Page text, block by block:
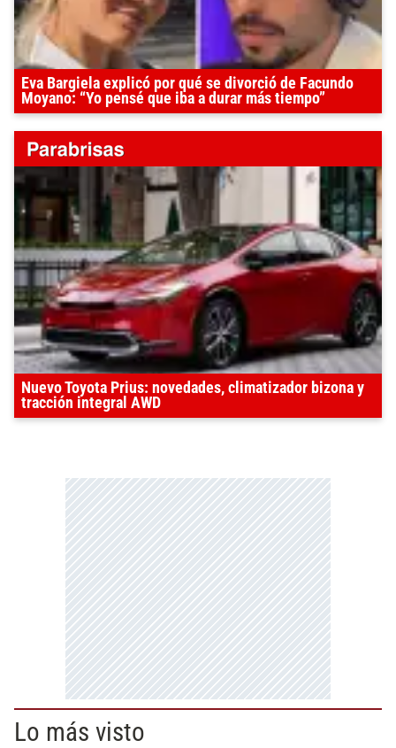
Eva Bargiela explicó por qué se divorció de Facundo
Moyano: “Yo pensé que iba a durar más tiempo”
Nuevo Toyota Prius: novedades, climatizador bizona y
tracción integral AWD
Lo más visto